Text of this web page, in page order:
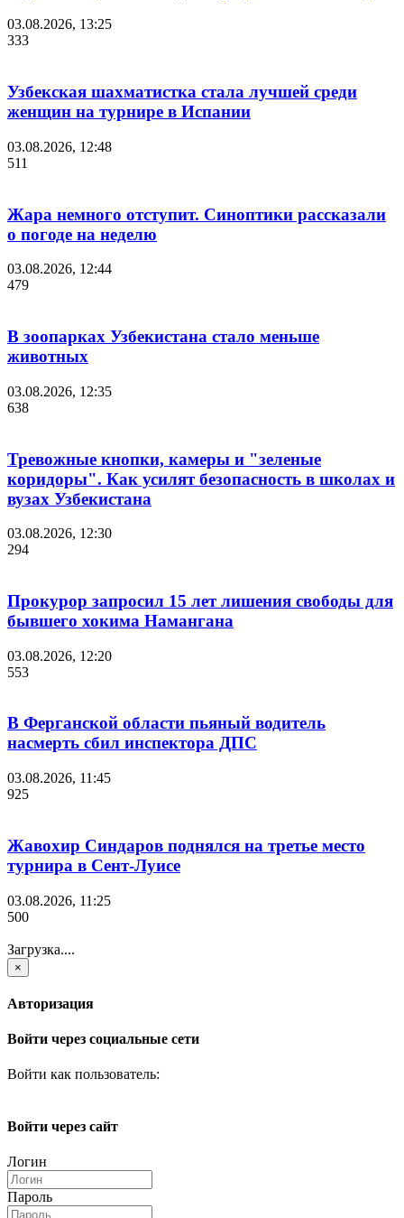
03.08.2026, 13:25
333
Узбекская шахматистка стала лучшей среди
женщин на турнире в Испании
03.08.2026, 12:48
511
Жара немного отступит. Синоптики рассказали
о погоде на неделю
03.08.2026, 12:44
479
В зоопарках Узбекистана стало меньше
животных
03.08.2026, 12:35
638
Тревожные кнопки, камеры и "зеленые
коридоры". Как усилят безопасность в школах и
вузах Узбекистана
03.08.2026, 12:30
294
Прокурор запросил 15 лет лишения свободы для
бывшего хокима Намангана
03.08.2026, 12:20
553
В Ферганской области пьяный водитель
насмерть сбил инспектора ДПС
03.08.2026, 11:45
925
Жавохир Синдаров поднялся на третье место
турнира в Сент-Луисе
03.08.2026, 11:25
500
Загрузка....
×
Авторизация
Войти через социальные сети
Войти как пользователь:
Войти через сайт
Логин
Пароль